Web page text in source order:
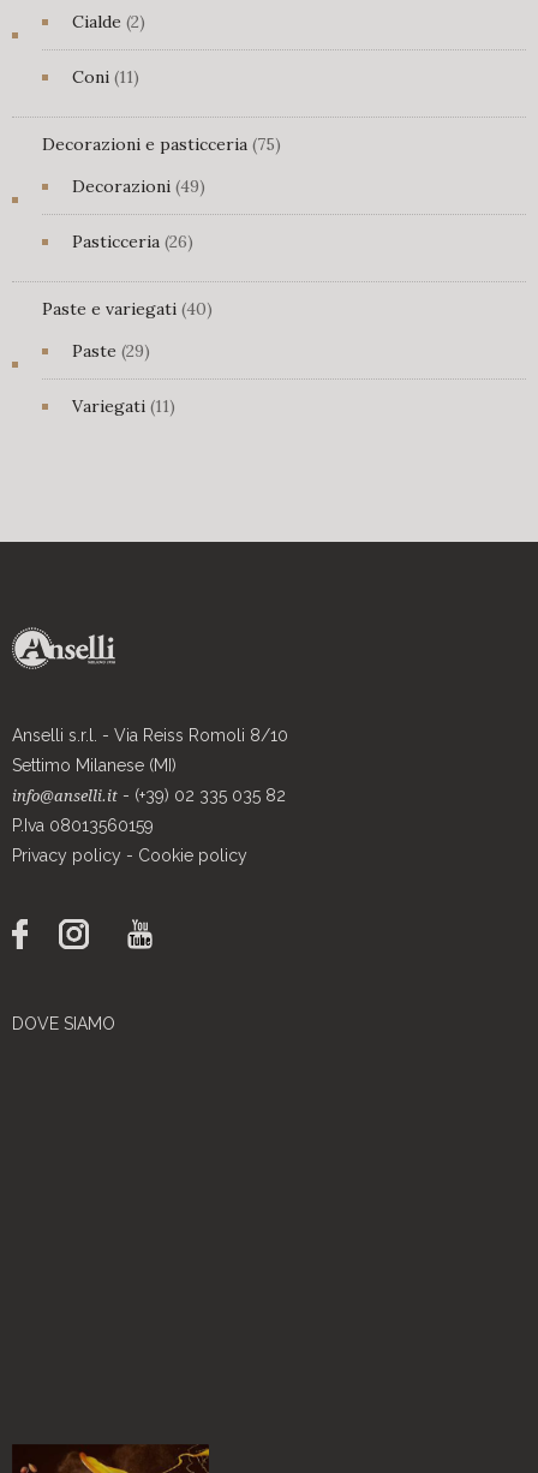
Cialde 22
prodotti
Coni 1111
Decorazioni e pasticceria 7575
Decorazioni 4949
prodotti
Pasticceria 2626
Paste e variegati 4040
Paste 2929
prodotti
Variegati 1111
Anselli s.r.l. - Via Reiss Romoli 8/10
Settimo Milanese (MI)
info@anselli.it - (+39) 02 335 035 82
P.Iva 08013560159
Privacy policy - Cookie policy
DOVE SIAMO